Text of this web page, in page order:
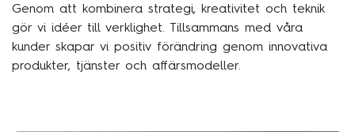
Genom att kombinera strategi, kreativitet och teknik
gör vi idéer till verklighet. Tillsammans med våra
kunder skapar vi positiv förändring genom innovativa
produkter, tjänster och affärsmodeller.